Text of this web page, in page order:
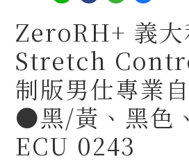
ZeroRH+ 義大
Stretch
制版男仕專業
●黑/黃、黑色
ECU 0243